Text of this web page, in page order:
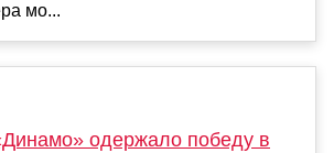
мо...
одержало победу в